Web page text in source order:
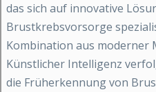
das sich auf innovative
Brustkrebsvorsorge
Kombination aus moderner
Künstlicher Intelligenz
die Früherkennung von